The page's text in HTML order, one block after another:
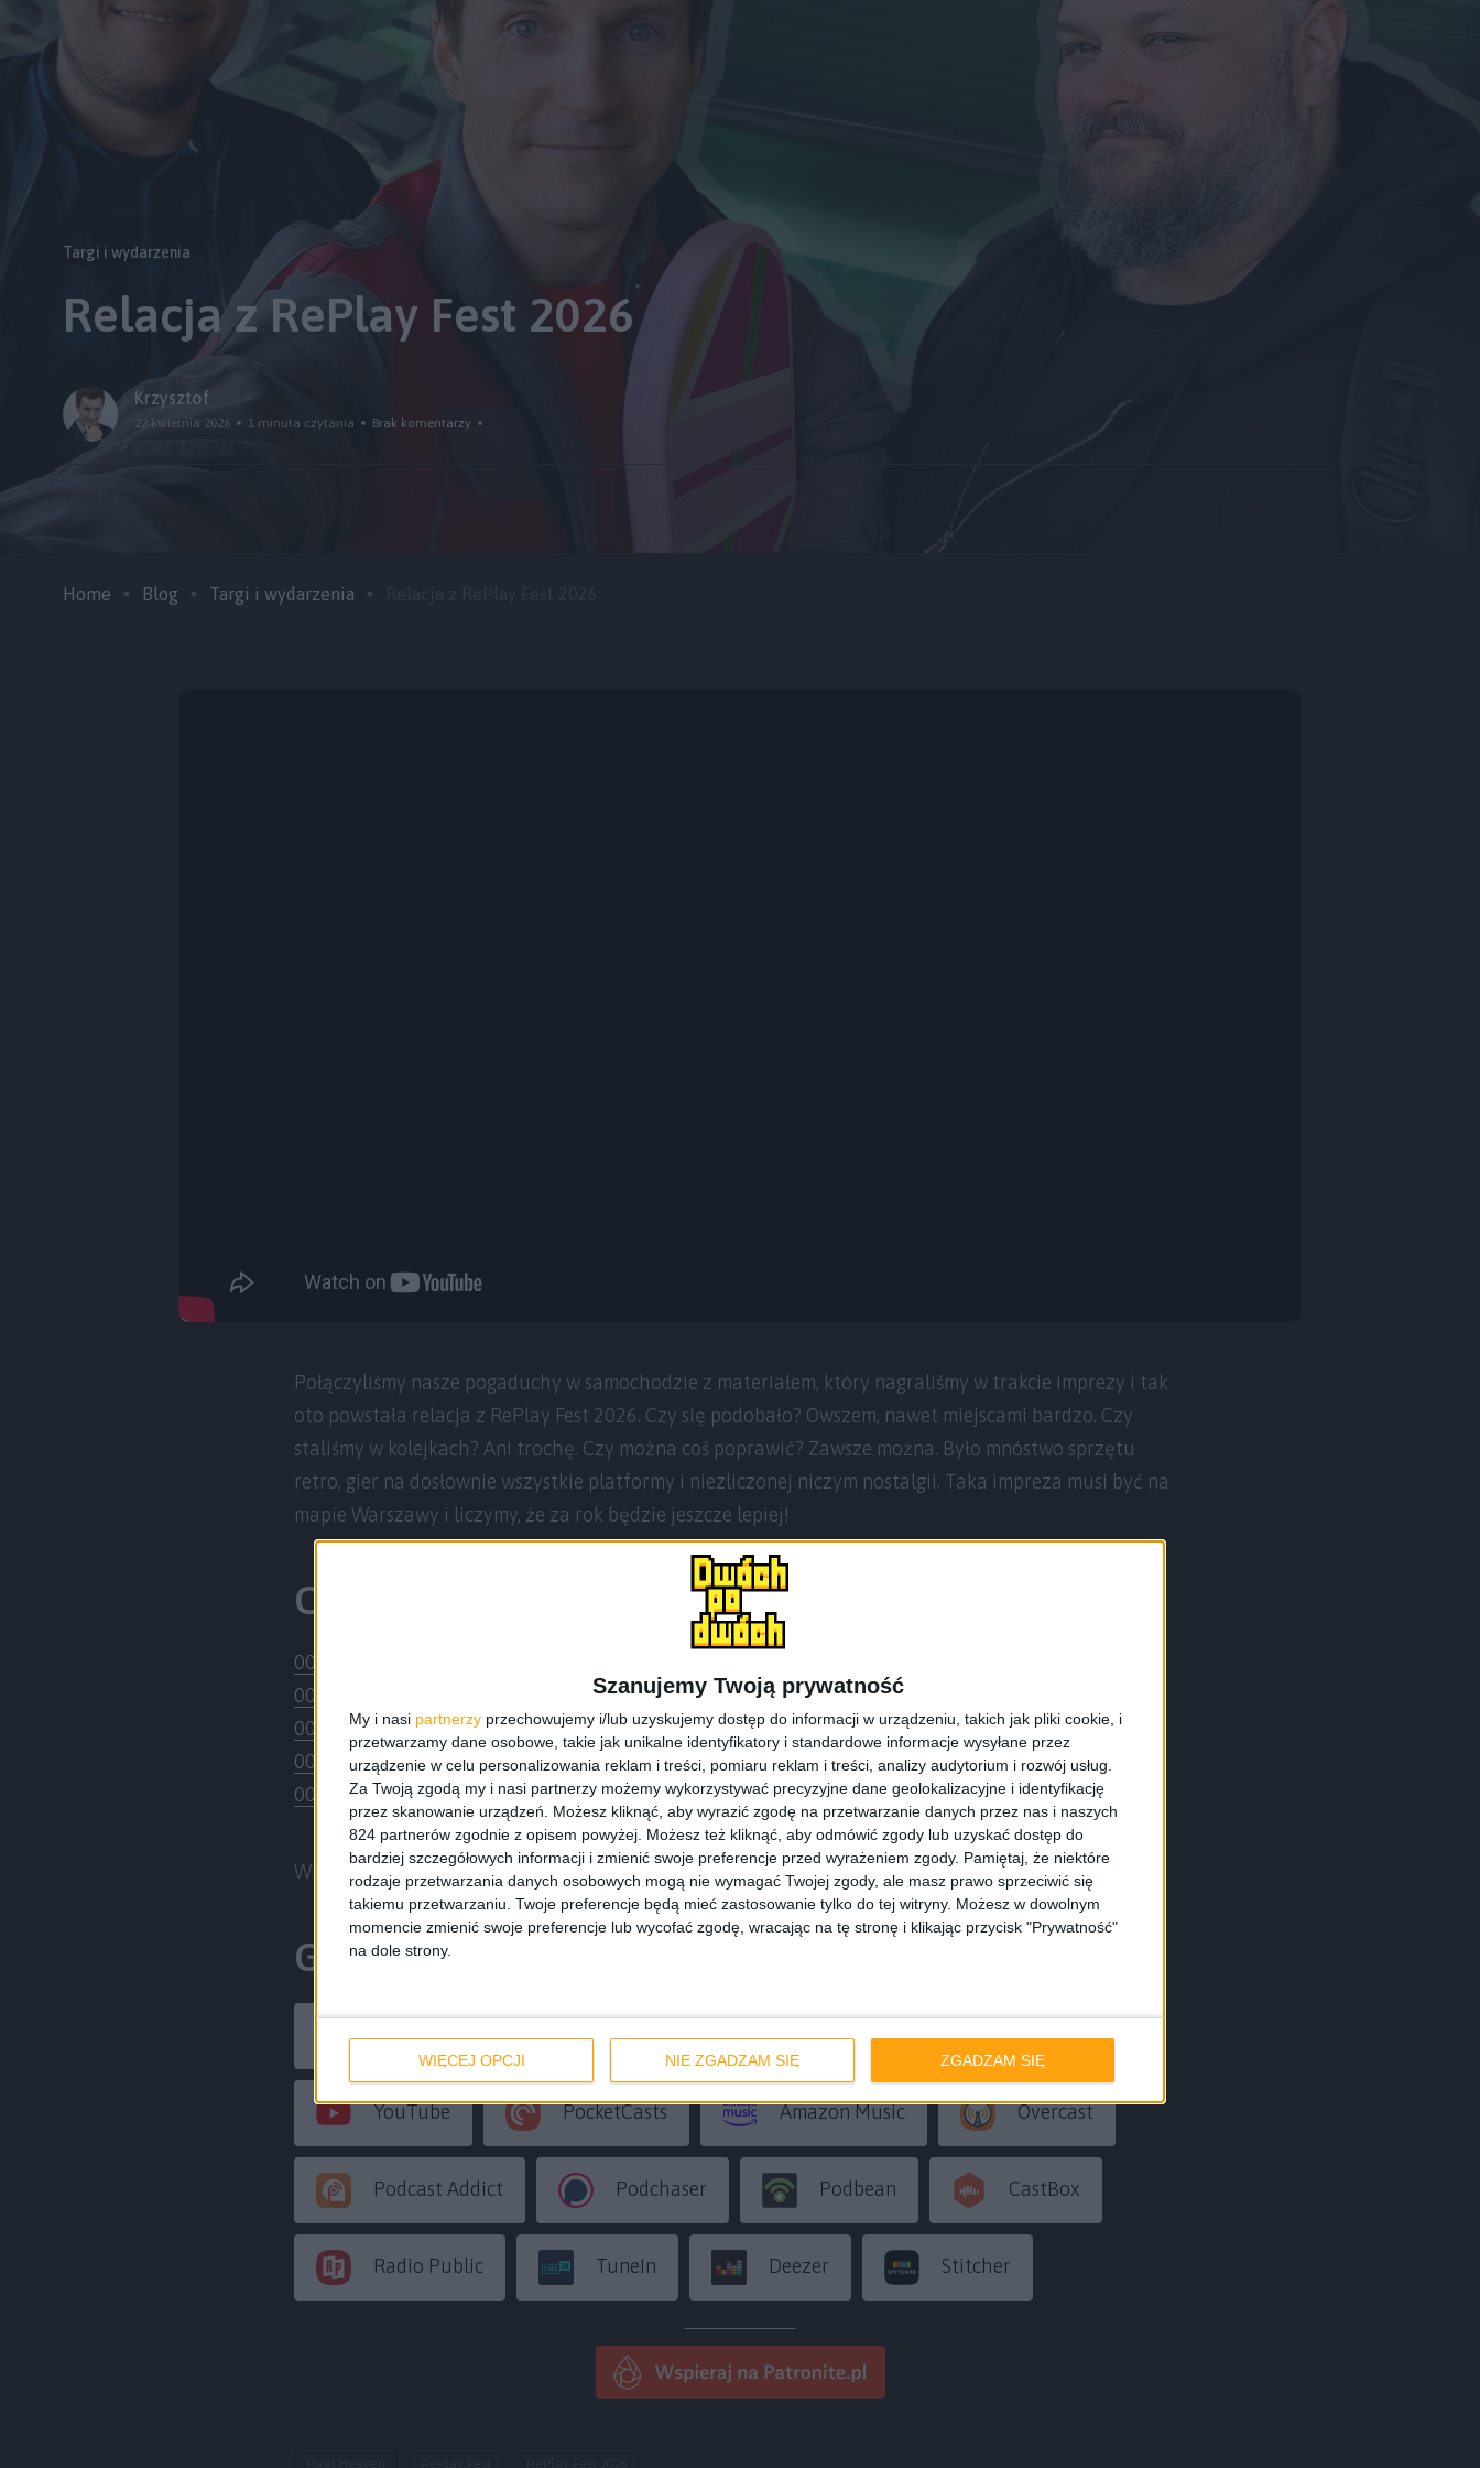
Szanujemy Twoją prywatność
My i nasi partnerzy przechowujemy i/lub uzyskujemy dostęp do informacji w urządzeniu, takich jak pliki cookie, i
przetwarzamy dane osobowe, takie jak unikalne identyfikatory i standardowe informacje wysyłane przez
urządzenie w celu personalizowania reklam i treści, pomiaru reklam i treści, analizy audytorium i rozwój usług.
Za Twoją zgodą my i nasi partnerzy możemy wykorzystywać precyzyjne dane geolokalizacyjne i identyfikację
przez skanowanie urządzeń. Możesz kliknąć, aby wyrazić zgodę na przetwarzanie danych przez nas i naszych
824 partnerów zgodnie z opisem powyżej. Możesz też kliknąć, aby odmówić zgody lub uzyskać dostęp do
bardziej szczegółowych informacji i zmienić swoje preferencje przed wyrażeniem zgody. Pamiętaj, że niektóre
rodzaje przetwarzania danych osobowych mogą nie wymagać Twojej zgody, ale masz prawo sprzeciwić się
takiemu przetwarzaniu. Twoje preferencje będą mieć zastosowanie tylko do tej witryny. Możesz w dowolnym
momencie zmienić swoje preferencje lub wycofać zgodę, wracając na tę stronę i klikając przycisk "Prywatność"
na dole strony.
WIĘCEJ OPCJI NIE ZGADZAM SIĘ ZGADZAM SIĘ
Targi i wydarzenia
Relacja z RePlay Fest 2026
Krzysztof
22 kwietnia 2026 1 minuta czytania Brak komentarzy
Home Blog Targi i wydarzenia
Połączyliśmy nasze pogaduchy w samochodzie z materiałem, który nagraliśmy w trakcie imprezy i tak
oto powstała relacja z RePlay Fest 2026. Czy się podobało? Owszem, nawet miejscami bardzo. Czy
staliśmy w kolejkach? Ani trochę. Czy można coś poprawić? Zawsze można. Było mnóstwo sprzętu
retro, gier na dosłownie wszystkie platformy i niezliczonej niczym nostalgii. Taka impreza musi być na
mapie Warszawy i liczymy, że za rok będzie jeszcze lepiej!
Co w odcinku?
00:00:00
00:04:25
– Jak będzie w klawiaturach
00:09:22 – Co można było znaleźć na RePlay Fest?
00:13:37– Tiger Score, czyli dziwne rzeczy do grania
00:17:06 – Gry, ceny i plany na przyszłość
Więcej o festiwalu RePlay Fest znajdzieciena oficjalnej stronie.
Gdzie nas słuchać?
RSS Spotify Google Podcasts Apple Podcasts
YouTube PocketCasts Amazon Music Overcast
Podcast Addict Podchaser Podbean CastBox
Radio Public TuneIn Deezer Stitcher